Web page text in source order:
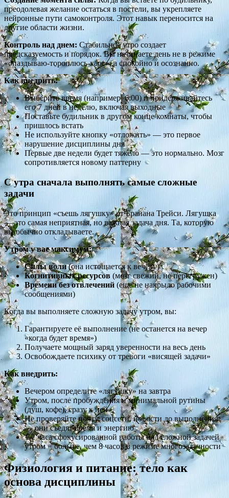
преодолевая желание остаться в постели, вы укрепляете
нейронные пути самоконтроля. Этот навык переносится на
другие области жизни.
Контроль над днем: Стабильное утро создает
предсказуемость и порядок. Вы начинаете день не в режиме
«опаздываю-тороплюсь-хаос», а спокойно и осознанно.
Как внедрить:
Выберите время (например, 6:00) и придерживайтесь
его 7 дней в неделю, включая выходные
Поставьте будильник в другом конце комнаты, чтобы
пришлось встать
Не используйте кнопку «отложить» — это первое
нарушение дисциплины дня
Первые две недели будет тяжело — это нормально. Мозг
сопротивляется новому паттерну
С утра сначала выполнять самые сложные
задачи
Это принцип «съешь лягушку» от Брайана Трейси. Лягушка
— это самая неприятная, но важная задача дня. Та, которую
вы обычно откладываете.
Утром у вас максимум:
Силы воли(она истощается к вечеру)
Когнитивных ресурсов (мозг свежий, не перегружен)
Времени без отвлечений (еще не накрыло рабочими
сообщениями)
Когда вы выполняете сложную задачу утром, вы:
Гарантируете её выполнение (не останется на вечер
«когда будет время»)
Получаете мощный заряд уверенности на весь день
Освобождаете психику от тревоги «висящей задачи»
Как внедрить:
Вечером определите «лягушку» на завтра
Утром, после пробуждения и минимальной рутины
(душ, кофе), сразу к ней
Не проверяйте почту, соцсети, новости до выполнения
— они съедят время и энергию
1-2 часа сфокусированной работы над сложной задачей
утром = больше, чем 8 часов в режиме многозадачности
Физиология и питание: тело как
основа дисциплины